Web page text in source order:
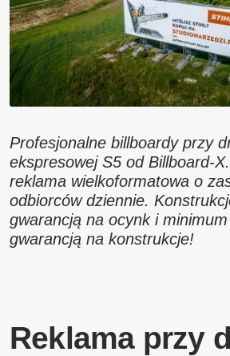
Profesjonalne billboardy przy
ekspresowej S5 od Billboard-
reklama wielkoformatowa o
odbiorców dziennie.
gwarancją na ocynk i
gwarancją na konstrukcje!
Reklama przy